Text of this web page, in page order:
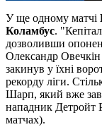
У ще одному матчі
Коламбус.
дозволивши
Олександр
закинув у їхні
рекорду ліги.
Шарп, який вже
нападник Детройт
матчах).